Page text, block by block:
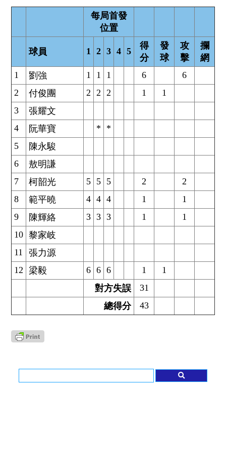
每局首發
位置
球員 1 2 3 4 5
得
分
發
球
攻
擊
攔
網
1
劉強 1 1 1 6
6
2
付俊團 2 2 2 1
1
3
張耀文
4
阮華寶 *
*
5
陳永駿
6
敖明謙
7
柯韶光 5 5 5 2
2
8
範平曉 4 4 4 1
1
9
陳輝絡 3 3 3 1
1
10 黎家岐
11
張力源
12 梁毅 6 6 6 1
1
對方失誤
31
總得分
43